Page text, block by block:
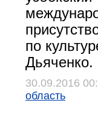
по
Дьяченко.
30.09.2016
область